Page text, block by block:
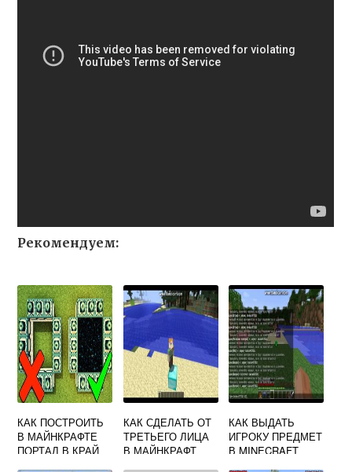
Рекомендуем:
КАК ПОСТРОИТЬ
В МАЙНКРАФТЕ
ПОРТАЛ В КРАЙ
КАК СДЕЛАТЬ ОТ
ТРЕТЬЕГО ЛИЦА
В МАЙНКРАФТ
КАК ВЫДАТЬ
ИГРОКУ ПРЕДМЕТ
В MINECRAFT